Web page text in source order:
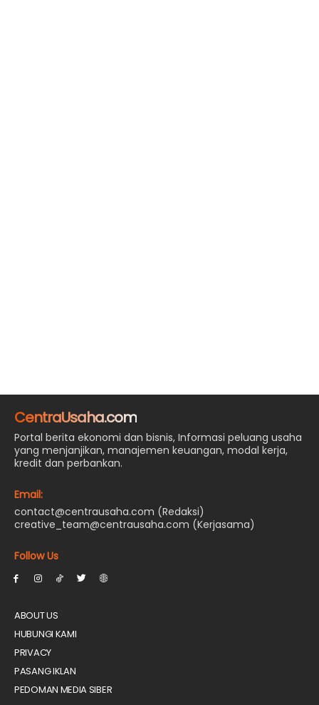
CentraUsaha.com
Portal berita ekonomi dan bisnis, Informasi peluang usaha
yang menjanjikan, manajemen keuangan, modal kerja,
kredit dan perbankan.
Email:
contact@centrausaha.com (Redaksi)
creative_team@centrausaha.com (Kerjasama)
Follow Us
ABOUT US
HUBUNGI KAMI
PRIVACY
PASANG IKLAN
PEDOMAN MEDIA SIBER